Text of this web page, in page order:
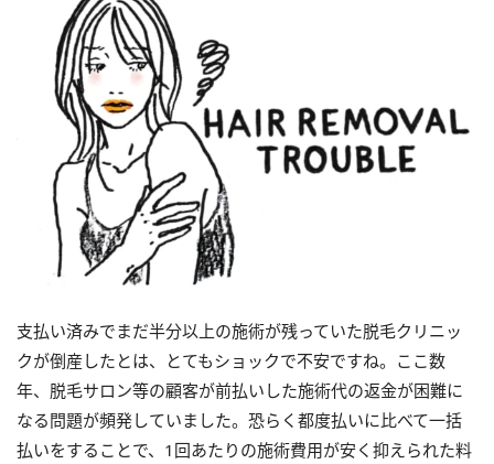
支払い済みでまだ半分以上の施術が残っていた脱毛クリニッ
クが倒産したとは、とてもショックで不安ですね。ここ数
年、脱毛サロン等の顧客が前払いした施術代の返金が困難に
なる問題が頻発していました。恐らく都度払いに比べて一括
払いをすることで、1回あたりの施術費用が安く抑えられた料